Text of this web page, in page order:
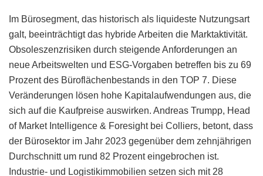
Im Bürosegment, das historisch als liquideste Nutzungsart
galt, beeinträchtigt das hybride Arbeiten die Marktaktivität.
Obsoleszenzrisiken durch steigende Anforderungen an
neue Arbeitswelten und ESG-Vorgaben betreffen bis zu 69
Prozent des Büroflächenbestands in den TOP 7. Diese
Veränderungen lösen hohe Kapitalaufwendungen aus, die
sich auf die Kaufpreise auswirken. Andreas Trumpp, Head
of Market Intelligence & Foresight bei Colliers, betont, dass
der Bürosektor im Jahr 2023 gegenüber dem zehnjährigen
Durchschnitt um rund 82 Prozent eingebrochen ist.
Industrie- und Logistikimmobilien setzen sich mit 28